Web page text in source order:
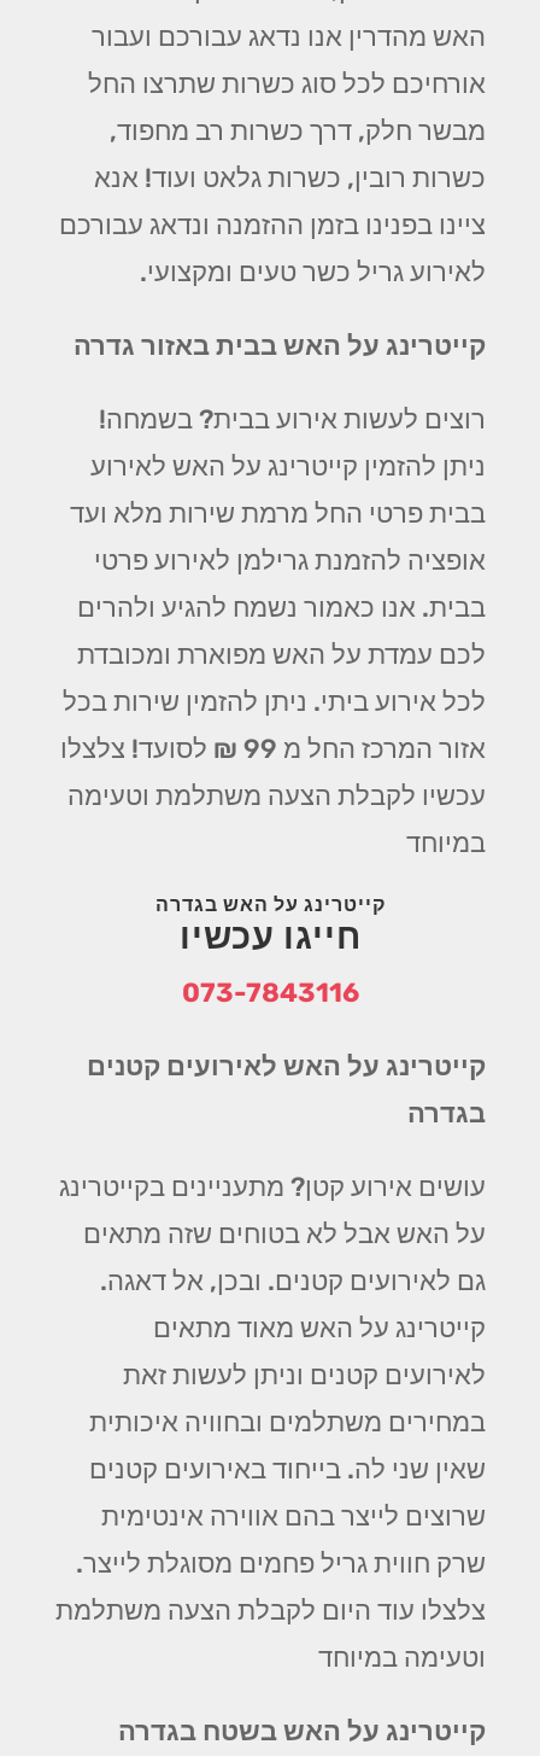
האש מהדרין אנו נדאג עבורכם ועבור
אורחיכם לכל סוג כשרות שתרצו החל
מבשר חלק, דרך כשרות רב מחפוד,
כשרות רובין, כשרות גלאט ועוד! אנא
ציינו בפנינו בזמן ההזמנה ונדאג עבורכם
לאירוע גריל כשר טעים ומקצועי.
קייטרינג על האש בבית באזור גדרה
רוצים לעשות אירוע בבית? בשמחה!
ניתן להזמין קייטרינג על האש לאירוע
בבית פרטי החל מרמת שירות מלא ועד
אופציה להזמנת גרילמן לאירוע פרטי
בבית. אנו כאמור נשמח להגיע ולהרים
לכם עמדת על האש מפוארת ומכובדת
לכל אירוע ביתי. ניתן להזמין שירות בכל
אזור המרכז החל מ 99 ₪ לסועד! צלצלו
עכשיו לקבלת הצעה משתלמת וטעימה
במיוחד
קייטרינג על האש בגדרה
חייגו עכשיו
073-7843116
קייטרינג על האש לאירועים קטנים
בגדרה
עושים אירוע קטן? מתעניינים בקייטרינג
על האש אבל לא בטוחים שזה מתאים
גם לאירועים קטנים. ובכן, אל דאגה.
קייטרינג על האש מאוד מתאים
לאירועים קטנים וניתן לעשות זאת
במחירים משתלמים ובחוויה איכותית
שאין שני לה. בייחוד באירועים קטנים
שרוצים לייצר בהם אווירה אינטימית
שרק חווית גריל פחמים מסוגלת לייצר.
צלצלו עוד היום לקבלת הצעה משתלמת
וטעימה במיוחד
קייטרינג על האש בשטח בגדרה